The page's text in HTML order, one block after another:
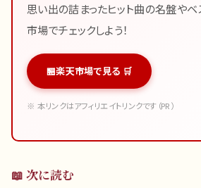
思い出の詰まったヒット曲の名盤や
市場でチェックしよう！
楽天市場で見る 🛒
※ 本リンクはアフィリエイトリンクです（PR）
📖 次に読む